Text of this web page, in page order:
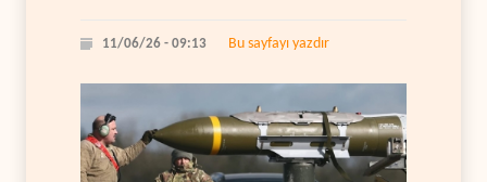
11/06/26 - 09:13 Bu sayfayı yazdır